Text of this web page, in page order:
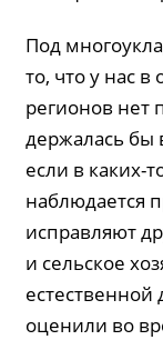
Под
то, что у нас
регионов нет
держалась бы
если в каких-
наблюдается
исправляют
и сельское
оценили во